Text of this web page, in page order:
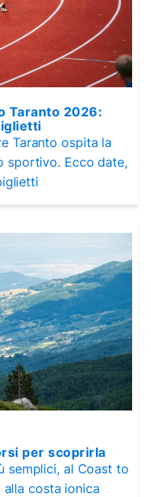
Taranto 2026:
Taranto ospita la
sportivo. Ecco date,
per scoprirla
semplici, al Coast to
costa ionica